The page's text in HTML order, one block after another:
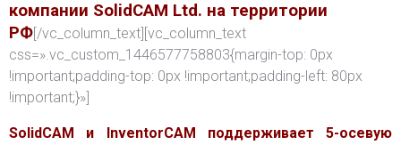
компании SolidCAM Ltd. на территории
РФ[/vc_column_text][vc_column_text
css=».vc_custom_1446577758803{margin-top: 0px
!important;padding-top: 0px !important;padding-left: 80px
!important;}»]
SolidCAM и InventorCAM поддерживает 5-осевую